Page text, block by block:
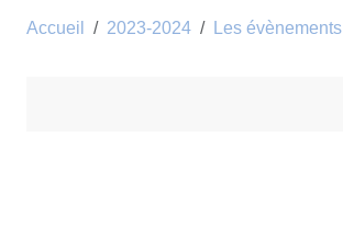
Accueil 2023-2024 Les évènements